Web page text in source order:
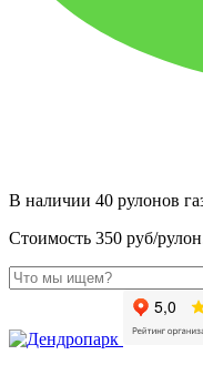
В наличии 40 рулонов
Стоимость 350 руб/